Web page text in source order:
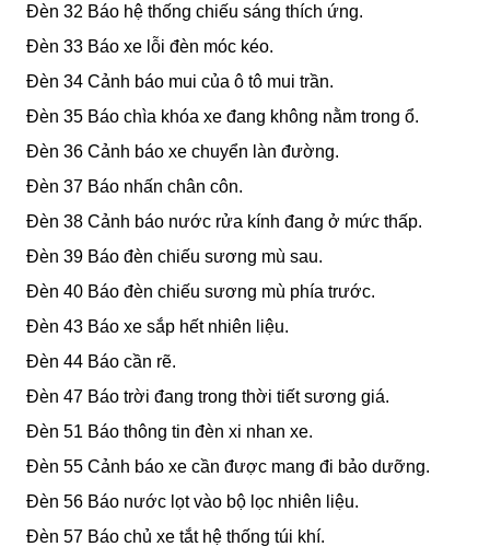
Đèn 32 Báo hệ thống chiếu sáng thích ứng.
Đèn 33 Báo xe lỗi đèn móc kéo.
Đèn 34 Cảnh báo mui của ô tô mui trần.
Đèn 35 Báo chìa khóa xe đang không nằm trong ổ.
Đèn 36 Cảnh báo xe chuyển làn đường.
Đèn 37 Báo nhấn chân côn.
Đèn 38 Cảnh báo nước rửa kính đang ở mức thấp.
Đèn 39 Báo đèn chiếu sương mù sau.
Đèn 40 Báo đèn chiếu sương mù phía trước.
Đèn 43 Báo xe sắp hết nhiên liệu.
Đèn 44 Báo cần rẽ.
Đèn 47 Báo trời đang trong thời tiết sương giá.
Đèn 51 Báo thông tin đèn xi nhan xe.
Đèn 55 Cảnh báo xe cần được mang đi bảo dưỡng.
Đèn 56 Báo nước lọt vào bộ lọc nhiên liệu.
Đèn 57 Báo chủ xe tắt hệ thống túi khí.